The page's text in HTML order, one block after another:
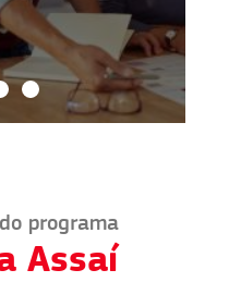
programa
Assaí